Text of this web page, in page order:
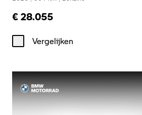
€ 28.055
Vergelijken